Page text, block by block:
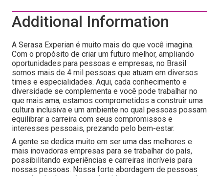
Additional Information
A Serasa Experian é muito mais do que você imagina.
Com o propósito de criar um futuro melhor, ampliando
oportunidades para pessoas e empresas, no Brasil
somos mais de 4 mil pessoas que atuam em diversos
times e especialidades. Aqui, cada conhecimento e
diversidade se complementa e você pode trabalhar no
que mais ama, estamos comprometidos a construir uma
cultura inclusiva e um ambiente no qual pessoas possam
equilibrar a carreira com seus compromissos e
interesses pessoais, prezando pelo bem-estar.
A gente se dedica muito em ser uma das melhores e
mais inovadoras empresas para se trabalhar do país,
possibilitando experiências e carreiras incríveis para
nossas pessoas. Nossa forte abordagem de pessoas